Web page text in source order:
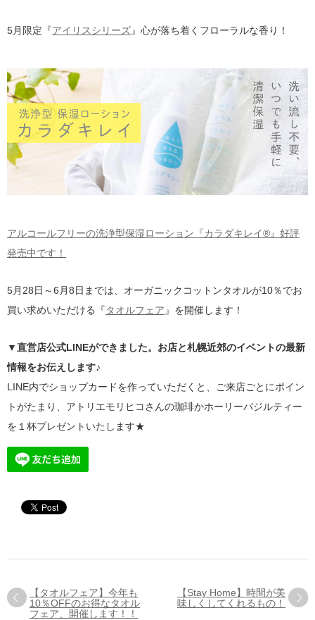
5月限定『アイリスシリーズ』心が落ち着くフローラルな香り！
アルコールフリーの洗浄型保湿ローション『カラダキレイ®』好評
発売中です！
5月28日～6月8日までは、オーガニックコットンタオルが10％でお
買い求めいただける『タオルフェア 』を開催します！
▼直営店公式LINEができました。お店と札幌近郊のイベントの最新
情報をお伝えします♪
LINE内でショップカードを作っていただくと、ご来店ごとにポイン
トがたまり、アトリエモリヒコさんの珈琲かホーリーバジルティー
を１杯プレゼントいたします★
【タオルフェア】今年も
10％OFFのお得なタオル
フェア、開催します！！
【Stay Home】時間が美
味しくしてくれるもの！